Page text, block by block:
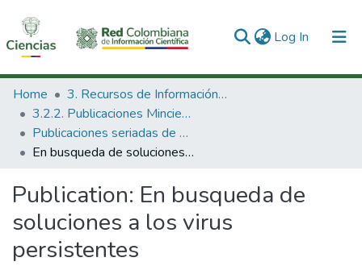
Log In (current)
Communities & Collections
All of DSpace
Statistics
Home
3. Recursos de Información Científica y Tecnológica
3.2.2. Publicaciones Minciencias
Publicaciones seriadas de Minciencias
En busqueda de soluciones a los virus persistentes
Publication: En busqueda de
soluciones a los virus
persistentes